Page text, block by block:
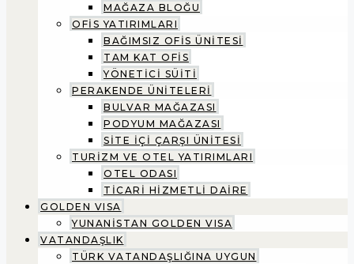
MAĞAZA BLOĞU
OFİS YATIRIMLARI
BAĞIMSIZ OFİS ÜNİTESİ
TAM KAT OFİS
YÖNETİCİ SÜİTİ
PERAKENDE ÜNİTELERİ
BULVAR MAĞAZASI
PODYUM MAĞAZASI
SİTE İÇİ ÇARŞI ÜNİTESİ
TURİZM VE OTEL YATIRIMLARI
OTEL ODASI
TİCARİ HİZMETLİ DAİRE
GOLDEN VISA
YUNANİSTAN GOLDEN VISA
VATANDAŞLIK
TÜRK VATANDAŞLIĞINA UYGUN